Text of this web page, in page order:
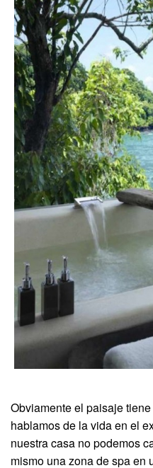
Obviamente el paisaje
hablamos de la vida en el
nuestra casa no podemos
mismo una zona de spa en